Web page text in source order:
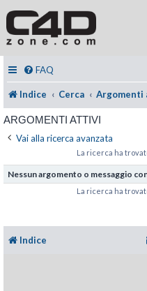
FAQ
Indice Cerca Argomenti
ARGOMENTI ATTIVI
Vai alla ricerca avanzata
La ricerca ha
Nessun argomento o messaggio
La ricerca ha
Indice